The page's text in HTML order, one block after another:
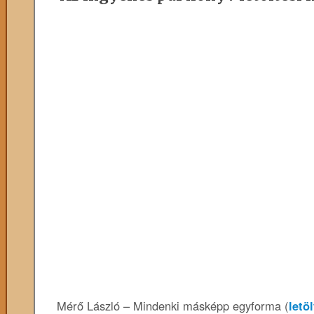
Mérő László – Mindenki másképp egyforma (